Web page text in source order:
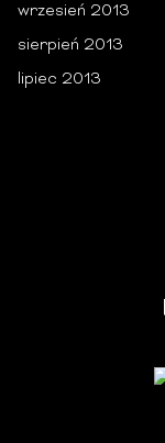
wrzesień 2013
sierpień 2013
lipiec 2013